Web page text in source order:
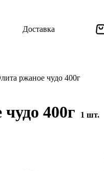
Доставка
ржаное чудо 400г
400г 1 шт.